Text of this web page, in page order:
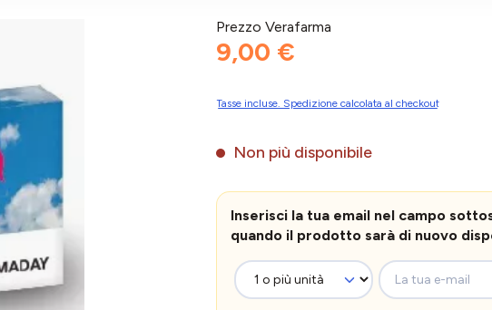
Prezzo Verafarma
9,00 €
Tasse incluse. Spedizione calcolata al checkout
Non più disponibile
Inserisci la tua email nel campo
quando il prodotto sarà di nuovo
La tua e-mail